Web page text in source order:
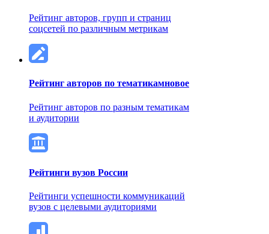
Рейтинг авторов, групп и страниц
соцсетей по различным метрикам
Рейтинг авторов по тематикамновое
Рейтинг авторов по разным тематикам
и аудитории
Рейтинги вузов России
Рейтинги успешности коммуникаций
вузов с целевыми аудиториями